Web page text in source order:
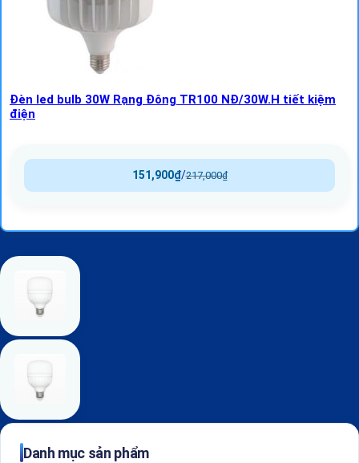
Đèn led bulb 30W Rạng Đông TR100 NĐ/30W.H tiết kiệm
điện
217,000₫
/
151,900₫
Danh mục sản phẩm